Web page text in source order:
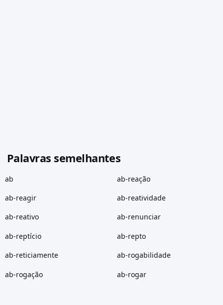
Palavras semelhantes
ab ab-reação
ab-reagir ab-reatividade
ab-reativo ab-renunciar
ab-reptício ab-repto
ab-reticiamente ab-rogabilidade
ab-rogação ab-rogar